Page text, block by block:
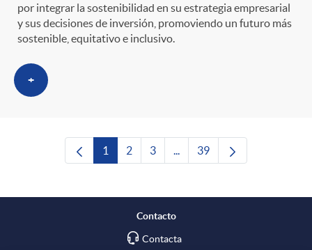
por integrar la sostenibilidad en su estrategia empresarial
y sus decisiones de inversión, promoviendo un futuro más
sostenible, equitativo e inclusivo.
+
Página
1 Página
2 Página
3 ...Páginas intermedias Use
Página
39
Contacto
Contacta